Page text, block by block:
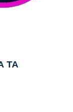
ТА